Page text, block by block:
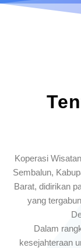
Koperasi
Sembalun,
Barat, didirikan
yang
Dalam
kesejahteraan